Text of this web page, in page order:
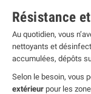
Résistance
Au quotidien, vous
nettoyants et
accumulées, dépôts
Selon le besoin, vous
extérieur pour les